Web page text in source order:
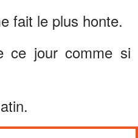
fait le plus honte.
ce jour comme si